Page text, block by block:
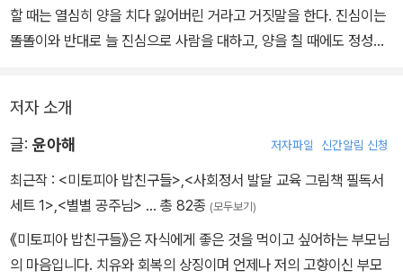
한층 더 나아가 진심과 진정성에 대해 이야기한다. 양치기 소년 ‘똘똘
이’는 눈앞의 상황을 모면하기 위해 거짓말을 하고 친구를 이용하지
고, 어떻게 해야 진정성 있는 자신을 만들 수 있는지 배울 수 있다.
똘똘이가 돌보는 양들은 똘똘이보다 그들에게 정성을 다해 노래를 불
러 주고 친절하게 대하는 진심이를 더 잘 따른다. 또 양들은 똘똘이와
진심이의 태도를 비교하며 똘똘이가 어떻게 해야 자신에게 부끄럽지
않고 참되게 살 수 있는지 방법을 제시한다.
할 때는 열심히 양을 치다 잃어버린 거라고 거짓말을 한다. 진심이는
똘똘이와 반대로 늘 진심으로 사람을 대하고, 양을 칠 때에도 정성을
기가 될지 서로 대화하면서 진정성이 무엇인지 알려 준다. 한편, 똘똘
이는 진심이를 통해 진정성에 대해 하나씩 알아가고 달라지는 모습을
저자 소개
글: 윤아해 저자파일 신간알림 신청
최근작 : <미토피아 밥친구들> <사회정서 발달 교육 그림책 필독서
세트 1> <별별 공주님> … 총 82종 (모두보기)
《미토피아 밥친구들》은 자식에게 좋은 것을 먹이고 싶어하는 부모님
의 마음입니다. 치유와 회복의 상징이며 언제나 저의 고향이신 부모